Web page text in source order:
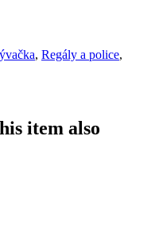
, Regály a police,
item also